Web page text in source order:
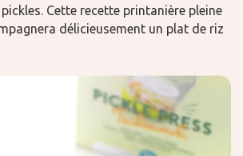
Cette recette printanière pleine
délicieusement un plat de riz